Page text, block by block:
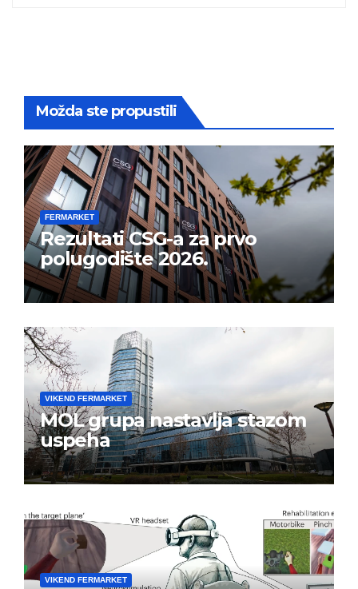
Možda ste propustili
FERMARKET
Rezultati CSG-a za prvo
polugodište 2026.
VIKEND FERMARKET
MOL grupa nastavlja stazom
uspeha
VIKEND FERMARKET